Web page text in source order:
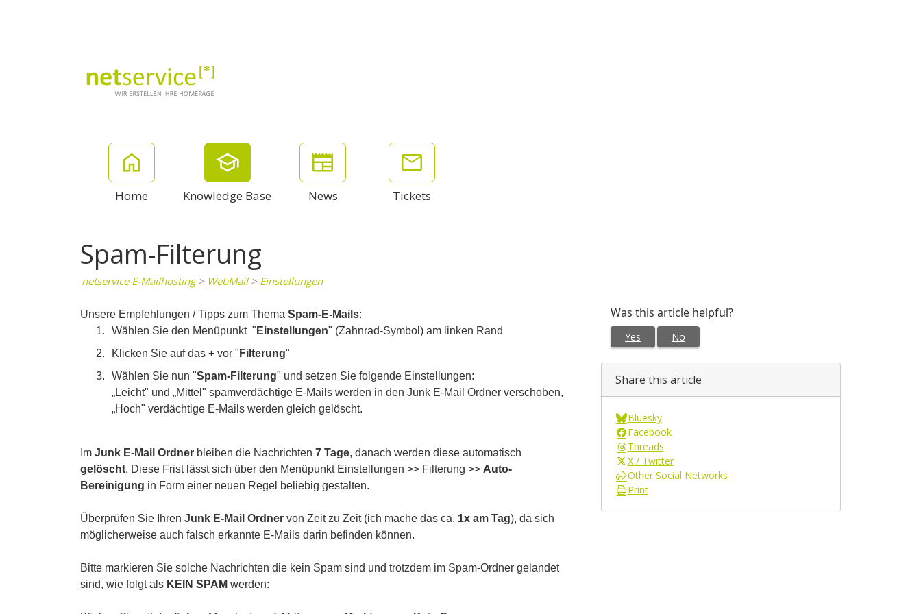
Home Knowledge Base News Tickets
Spam-Filterung
netservice E-Mailhosting> WebMail> Einstellungen
Unsere Empfehlungen / Tipps zum Thema Spam-E-Mails:
Wählen Sie den Menüpunkt " Einstellungen" (Zahnrad-Symbol) am linken Rand
Klicken Sie auf das + vor " Filterung"
Wählen Sie nun "Spam-Filterung" und setzen Sie folgende Einstellungen:
„Leicht" und „Mittel" spamverdächtige E-Mails werden in den Junk E-Mail Ordner verschoben,
„Hoch" verdächtige E-Mails werden gleich gelöscht.
Im Junk E-Mail Ordner bleiben die Nachrichten 7 Tage, danach werden diese automatisch
gelöscht. Diese Frist lässt sich über den Menüpunkt Einstellungen >> Filterung >> Auto-
Bereinigung in Form einer neuen Regel beliebig gestalten.
Überprüfen Sie Ihren Junk E-Mail Ordner von Zeit zu Zeit (ich mache das ca. 1x am Tag), da sich
möglicherweise auch falsch erkannte E-Mails darin befinden können.
Bitte markieren Sie solche Nachrichten die kein Spam sind und trotzdem im Spam-Ordner gelandet
sind, wie folgt als KEIN SPAM werden:
Was this article helpful?
Yes
No
Share this article
Bluesky
Facebook
Threads
X / Twitter
Other Social Networks
Print